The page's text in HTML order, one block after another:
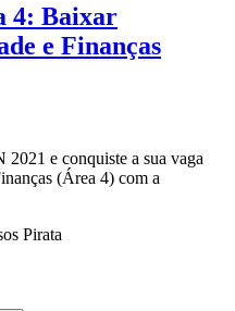
4: Baixar
e Finanças
e conquiste a sua vaga
(Área 4) com a
Pirata